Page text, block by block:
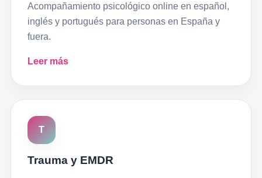
Acompañamiento psicológico online en español,
inglés y portugués para personas en España y
fuera.
Leer más
T
Trauma y EMDR